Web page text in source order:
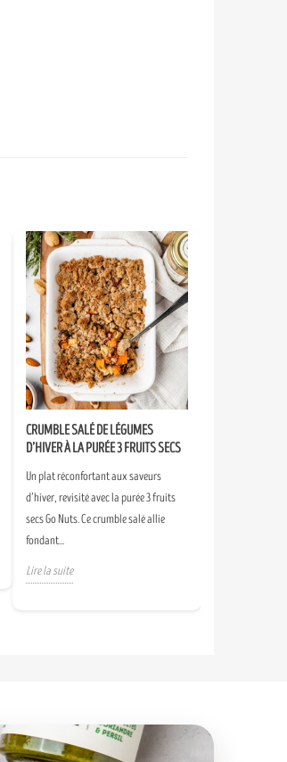
CRUMBLE SALÉ DE LÉGUMES
D’HIVER À LA PURÉE 3 FRUITS SECS
Un plat réconfortant aux saveurs
d’hiver, revisité avec la purée 3 fruits
secs Go Nuts. Ce crumble salé allie
fondant...
Lire la suite